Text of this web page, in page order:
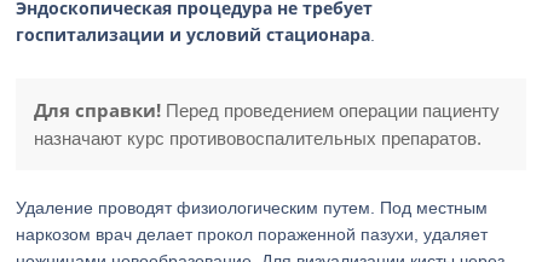
Эндоскопическая процедура не требует
госпитализации и условий стационара
Для справки! Перед проведением операции пациенту
назначают курс противовоспалительных препаратов.
Удаление проводят физиологическим путем. Под местным
наркозом врач делает прокол пораженной пазухи, удаляет